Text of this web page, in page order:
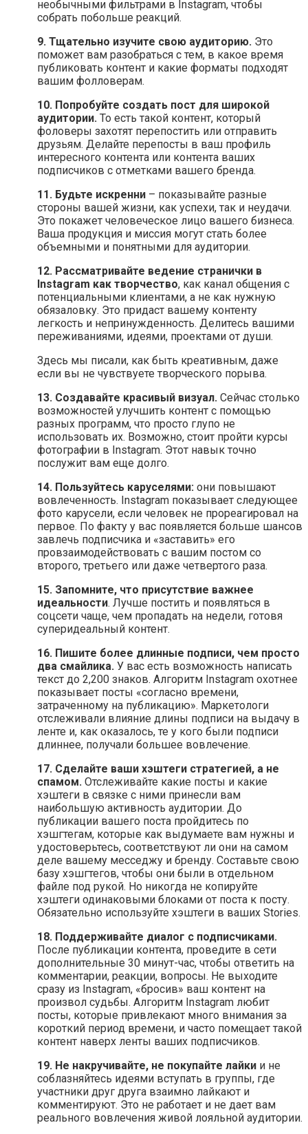
необычными фильтрами в Instagram, чтобы
собрать побольше реакций.
9. Тщательно изучите свою аудиторию. Это
поможет вам разобраться с тем, в какое время
публиковать контент и какие форматы подходят
вашим фолловерам.
10. Попробуйте создать пост для широкой
аудитории. То есть такой контент, который
фоловеры захотят перепостить или отправить
друзьям. Делайте перепосты в ваш профиль
интересного контента или контента ваших
подписчиков с отметками вашего бренда.
11. Будьте искренни – показывайте разные
стороны вашей жизни, как успехи, так и неудачи.
Это покажет человеческое лицо вашего бизнеса.
Ваша продукция и миссия могут стать более
объемными и понятными для аудитории.
12. Рассматривайте ведение странички в
Instagram как творчество, как канал общения с
потенциальными клиентами, а не как нужную
обязаловку. Это придаст вашему контенту
легкость и непринужденность. Делитесь вашими
переживаниями, идеями, проектами от души.
Здесь мы писали, как быть креативным, даже
если вы не чувствуете творческого порыва.
13. Создавайте красивый визуал. Сейчас столько
возможностей улучшить контент с помощью
разных программ, что просто глупо не
использовать их. Возможно, стоит пройти курсы
фотографии в Instagram. Этот навык точно
послужит вам еще долго.
14. Пользуйтесь каруселями: они повышают
вовлеченность. Instagram показывает следующее
фото карусели, если человек не прореагировал на
первое. По факту у вас появляется больше шансов
завлечь подписчика и «заставить» его
провзаимодействовать с вашим постом со
второго, третьего или даже четвертого раза.
15. Запомните, что присутствие важнее
идеальности. Лучше постить и появляться в
соцсети чаще, чем пропадать на недели, готовя
суперидеальный контент.
16. Пишите более длинные подписи, чем просто
два смайлика. У вас есть возможность написать
текст до 2,200 знаков. Алгоритм Instagram охотнее
показывает посты «согласно времени,
затраченному на публикацию». Маркетологи
отслеживали влияние длины подписи на выдачу в
ленте и, как оказалось, те у кого были подписи
длиннее, получали большее вовлечение.
17. Сделайте ваши хэштеги стратегией, а не
спамом. Отслеживайте какие посты и какие
хэштеги в связке с ними принесли вам
наибольшую активность аудитории. До
публикации вашего поста пройдитесь по
хэшгтегам, которые как выдумаете вам нужны и
удостоверьтесь, соответствуют ли они на самом
деле вашему месседжу и бренду. Составьте свою
базу хэшгтегов, чтобы они были в отдельном
файле под рукой. Но никогда не копируйте
хэштеги одинаковыми блоками от поста к посту.
Обязательно используйте хэштеги в ваших Stories.
18. Поддерживайте диалог с подписчиками.
После публикации контента, проведите в сети
дополнительные 30 минут-час, чтобы ответить на
комментарии, реакции, вопросы. Не выходите
сразу из Instagram, «бросив» ваш контент на
произвол судьбы. Алгоритм Instagram любит
посты, которые привлекают много внимания за
короткий период времени, и часто помещает такой
контент наверх ленты ваших подписчиков.
19. Не накручивайте, не покупайте лайки и не
соблазняйтесь идеями вступать в группы, где
участники друг друга взаимно лайкают и
комментируют. Это не работает и не дает вам
реального вовлечения живой лояльной аудитории.